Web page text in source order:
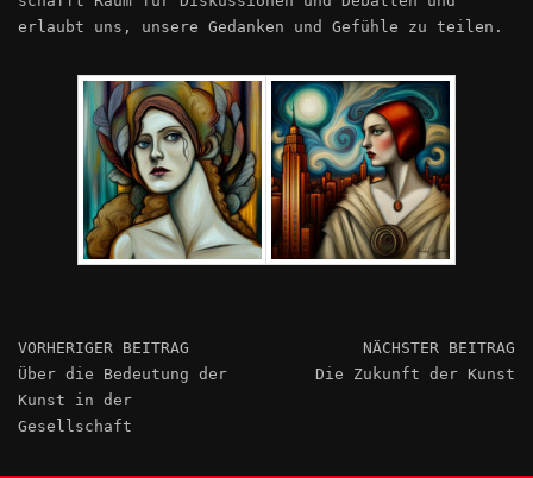
erlaubt uns, unsere Gedanken und Gefühle zu teilen.
VORHERIGER BEITRAG
Über die Bedeutung der
Kunst in der
Gesellschaft
NÄCHSTER BEITRAG
Die Zukunft der Kunst